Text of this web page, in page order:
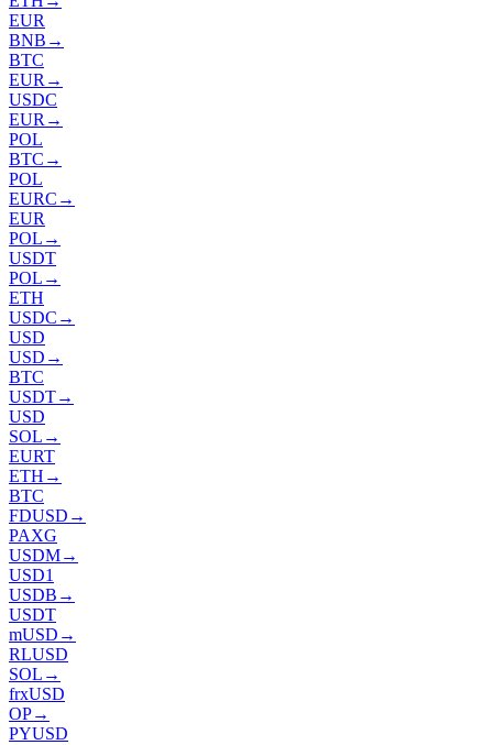
EUR
BNB →
BTC
EUR →
USDC
EUR →
POL
BTC →
POL
EURC →
EUR
POL →
USDT
POL →
ETH
USDC →
USD
USD →
BTC
USDT→
USD
SOL →
EURT
ETH →
BTC
FDUSD →
PAXG
USDM→
USD1
USDB →
USDT
mUSD →
RLUSD
SOL →
frxUSD
OP→
PYUSD